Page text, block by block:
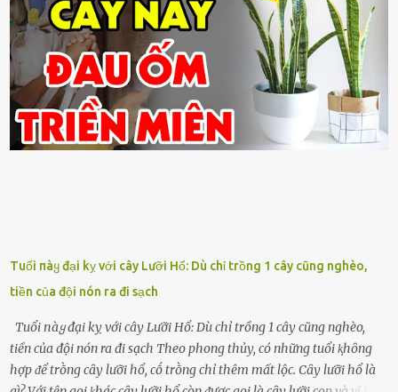
Tuổi пàყ đại kỵ với cây Lưỡi Hổ: Dù chỉ trồng 1 cây cũng nghèo,
tiền của đội nón ra đi sạch
Tuổi пàყ đại kỵ với cây Lưỡi Hổ: Dù chỉ trồng 1 cây cũng nghèo,
tiền của đội nón ra đi sạch Theo phong thủy, có những tuổi ⱪhȏng
hợp ᵭể trṑng cȃy lưỡi hổ, cṓ trṑng chỉ thêm mất lộc. Cȃy lưỡi hổ là